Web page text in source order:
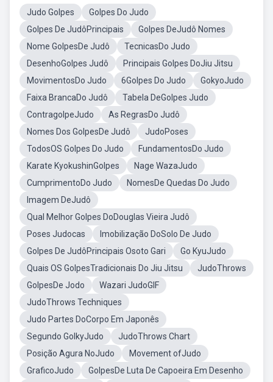
Judo Golpes
Golpes Do Judo
Golpes De JudôPrincipais
Golpes DeJudô Nomes
Nome GolpesDe Judô
TecnicasDo Judo
DesenhoGolpes Judô
Principais Golpes DoJiu Jitsu
MovimentosDo Judo
6Golpes Do Judo
GokyoJudo
Faixa BrancaDo Judô
Tabela DeGolpes Judo
ContragolpeJudo
As RegrasDo Judô
Nomes Dos GolpesDe Judô
JudoPoses
TodosOS Golpes Do Judo
FundamentosDo Judo
Karate KyokushinGolpes
Nage WazaJudo
CumprimentoDo Judo
NomesDe Quedas Do Judo
Imagem DeJudô
Qual Melhor Golpes DoDouglas Vieira Judô
Poses Judocas
Imobilização DoSolo De Judo
Golpes De JudôPrincipais Osoto Gari
Go KyuJudo
Quais OS GolpesTradicionais Do Jiu Jitsu
JudoThrows
GolpesDe Jodo
Wazari JudoGIF
JudoThrows Techniques
Judo Partes DoCorpo Em Japonês
Segundo GolkyJudo
JudoThrows Chart
Posição Agura NoJudo
Movement ofJudo
GraficoJudo
GolpesDe Luta De Capoeira Em Desenho